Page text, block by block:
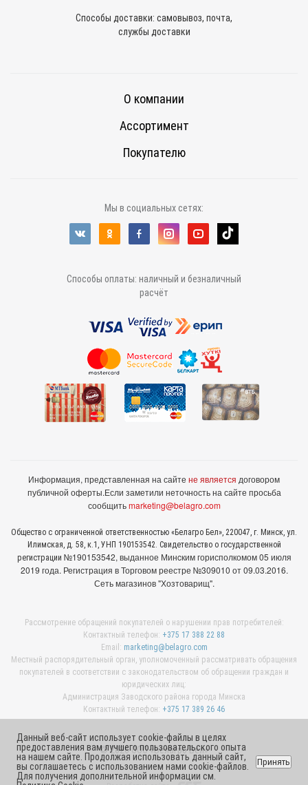
Способы доставки: самовывоз, почта,
службы доставки
О компании
Ассортимент
Покупателю
Мы в социальных сетях:
Способы оплаты: наличный и безналичный
расчёт
Информация, представленная на сайте не является договором
публичной оферты.Если заметили неточность на сайте просьба
сообщитьmarketing@belagro.com
Общество с ограниченной ответственностью «Белагро Бел», 220047, г. Минск, ул.
Илимская, д. 58, к.1, УНП 190153542. Свидетельство о государственной
регистрации №190153542, выданное Минcким горисполкомом 05 июля
2019 года. Регистрация в Торговом реестре №309010 от 09.03.2016.
Сеть магазинов "Хозтоварищ".
Рассмотрение обращений покупателей о нарушении прав потребителей:
Контактный телефон: +375 17 388 22 88
Email: marketing@belagro.com
Местный распорядительный орган, уполномоченный рассматривать обращения
покупателей в соответствии с законодательством об обращении граждан и
юридических лиц:
Администрация Заводского района города Минска
Контактный телефон: +375 17 389 26 46
© 2026 ООО «Белагро Бел»
Данный веб-сайт использует cookie-файлы в целях
предоставления вам лучшего пользовательского опыта
на нашем сайте. Продолжая использовать данный сайт,
вы соглашаетесь с использованием нами cookie-файлов.
Для получения дополнительной информации см.
Принять